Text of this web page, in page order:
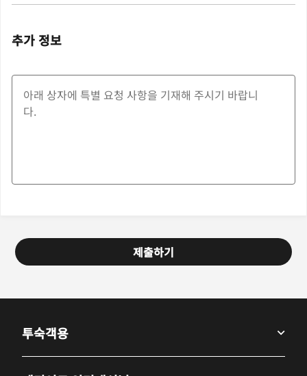
추가 정보
제출하기
투숙객용